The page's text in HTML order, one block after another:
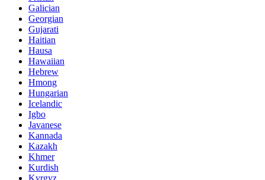
Galician
Georgian
Gujarati
Haitian
Hausa
Hawaiian
Hebrew
Hmong
Hungarian
Icelandic
Igbo
Javanese
Kannada
Kazakh
Khmer
Kurdish